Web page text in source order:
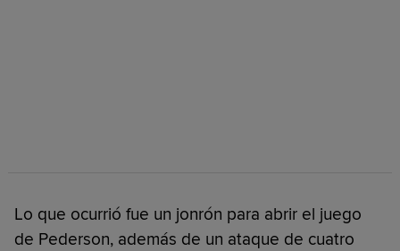
Lo que ocurrió fue un jonrón para abrir el juego
de Pederson, además de un ataque de cuatro